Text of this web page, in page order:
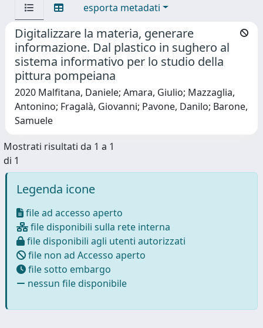
esporta metadati
Digitalizzare la materia, generare
informazione. Dal plastico in sughero al
sistema informativo per lo studio della
pittura pompeiana
2020 Malfitana, Daniele; Amara, Giulio; Mazzaglia,
Antonino; Fragalà, Giovanni; Pavone, Danilo; Barone,
Samuele
Mostrati risultati da 1 a 1
di 1
Legenda icone
file ad accesso aperto
file disponibili sulla rete interna
file disponibili agli utenti autorizzati
file non ad Accesso aperto
file sotto embargo
nessun file disponibile